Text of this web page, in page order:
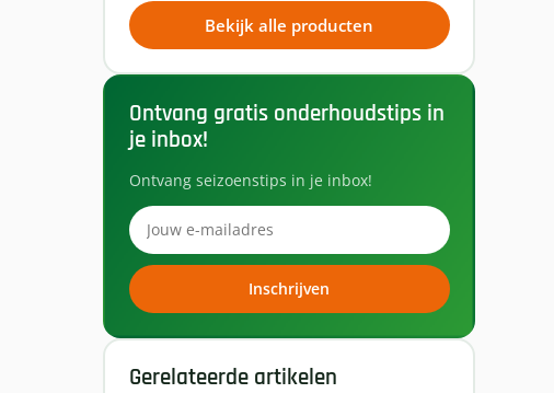
Bekijk alle producten
Ontvang gratis onderhoudstips in
je inbox!
Ontvang seizoenstips in je inbox!
Inschrijven
Gerelateerde artikelen